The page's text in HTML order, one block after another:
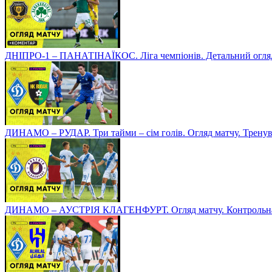
ДНІПРО-1 – ПАНАТІНАЇКОС. Ліга чемпіонів. Детальний
ДИНАМО – РУДАР. Три тайми – сім голів. Огляд матчу.
ДИНАМО – АУСТРІЯ КЛАГЕНФУРТ. Огляд матчу.